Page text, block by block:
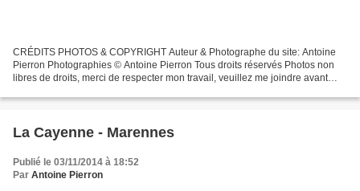
CRÉDITS PHOTOS & COPYRIGHT Auteur & Photographe du site: Antoine
Pierron Photographies © Antoine Pierron Tous droits réservés Photos non
libres de droits, merci de respecter mon travail, veuillez me joindre avant
La Cayenne - Marennes
Publié le 03/11/2014 à 18:52
Par Antoine Pierron